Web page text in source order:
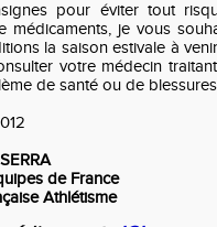
pour éviter tout
médicaments, je vous
la saison estivale à
votre médecin
de santé ou de
de France
Athlétisme